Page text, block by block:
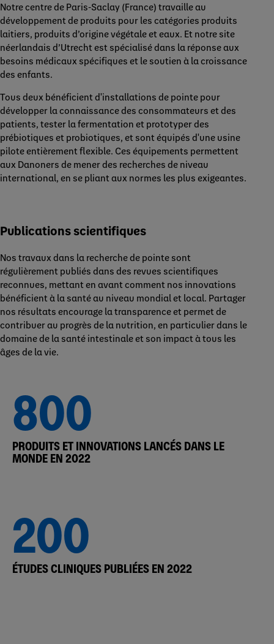
Notre centre de Paris-Saclay (France) travaille au
développement de produits pour les catégories produits
laitiers, produits d’origine végétale et eaux. Et notre site
néerlandais d’Utrecht est spécialisé dans la réponse aux
besoins médicaux spécifiques et le soutien à la croissance
des enfants.
Tous deux bénéficient d'installations de pointe pour
développer la connaissance des consommateurs et des
patients, tester la fermentation et prototyper des
prébiotiques et probiotiques, et sont équipés d'une usine
pilote entièrement flexible. Ces équipements permettent
aux Danoners de mener des recherches de niveau
international, en se pliant aux normes les plus exigeantes.
Publications scientifiques
Nos travaux dans la recherche de pointe sont
régulièrement publiés dans des revues scientifiques
reconnues, mettant en avant comment nos innovations
bénéficient à la santé au niveau mondial et local. Partager
nos résultats encourage la transparence et permet de
contribuer au progrès de la nutrition, en particulier dans le
domaine de la santé intestinale et son impact à tous les
âges de la vie.
800
PRODUITS ET INNOVATIONS LANCÉS DANS LE
MONDE EN 2022
200
ÉTUDES CLINIQUES PUBLIÉES EN 2022